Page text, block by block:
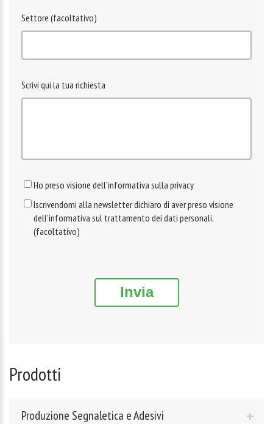
Settore (facoltativo)
Scrivi qui la tua richiesta
Ho preso visione dell'informativa sulla privacy
Iscrivendomi alla newsletter dichiaro di aver preso visione
dell'informativa sul trattamento dei dati personali.
(facoltativo)
Invia
Prodotti
Produzione Segnaletica e Adesivi